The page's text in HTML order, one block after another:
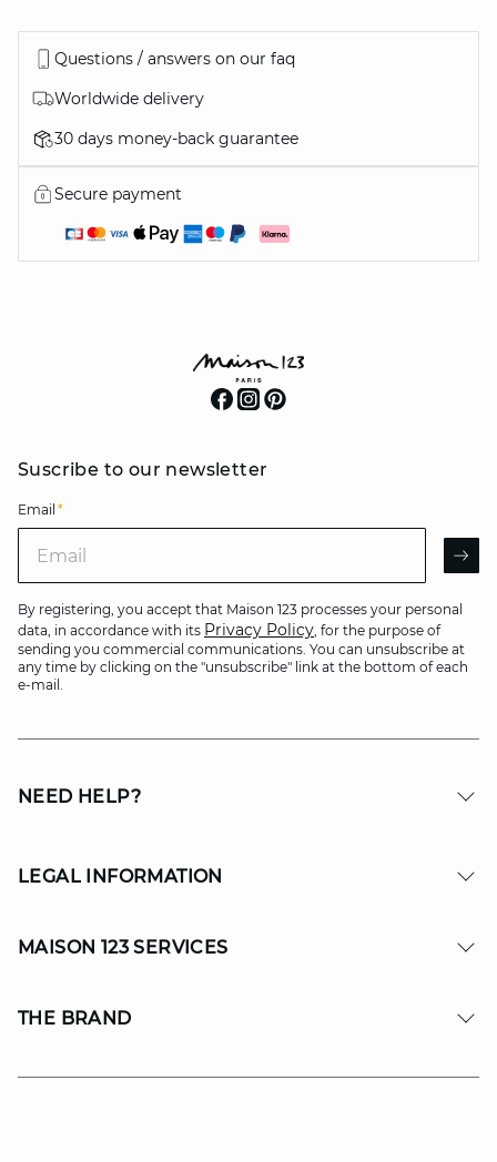
Questions / answers on our faq
Worldwide delivery
30 days money-back guarantee
Secure payment
Suscribe to our newsletter
Email *
By registering, you accept that Maison 123 processes your personal
data, in accordance with its Privacy Policy, for the purpose of
sending you commercial communications. You can unsubscribe at
any time by clicking on the "unsubscribe" link at the bottom of each
e-mail.
NEED HELP?
LEGAL INFORMATION
MAISON 123 SERVICES
THE BRAND